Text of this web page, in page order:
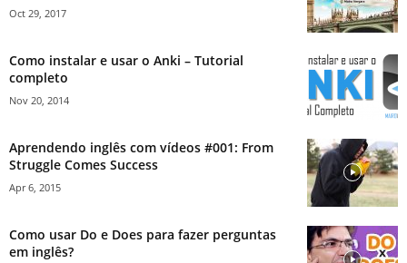
Oct 29, 2017
Como instalar e usar o Anki – Tutorial
completo
Nov 20, 2014
Aprendendo inglês com vídeos #001: From
Struggle Comes Success
Apr 6, 2015
Como usar Do e Does para fazer perguntas
em inglês?